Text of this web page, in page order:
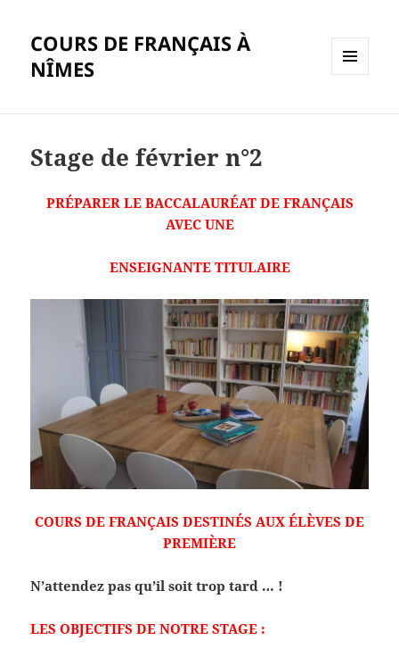
COURS DE FRANÇAIS À
NÎMES
Stage de février n°2
PRÉPARER LE BACCALAURÉAT DE FRANÇAIS
AVEC UNE
ENSEIGNANTE TITULAIRE
COURS DE FRANÇAIS DESTINÉS AUX ÉLÈVES DE
PREMIÈRE
N’attendez pas qu’il soit trop tard … !
LES OBJECTIFS DE NOTRE STAGE :